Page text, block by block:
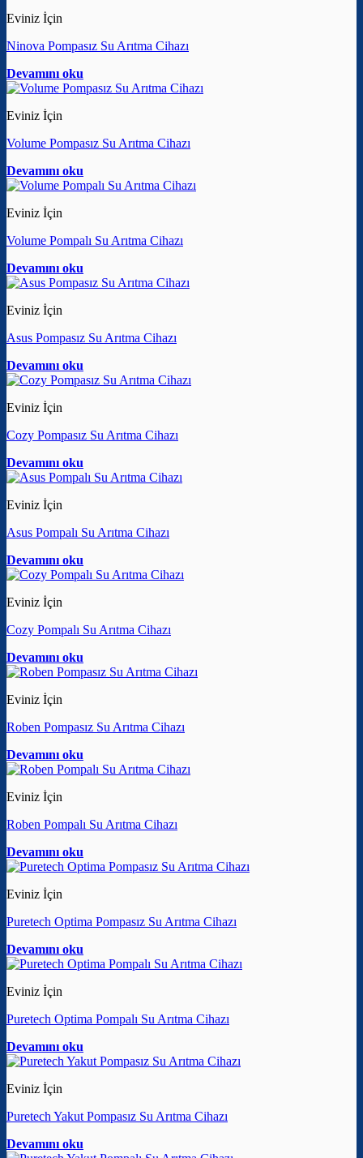
Eviniz İçin
Ninova Pompasız Su Arıtma Cihazı
Devamını oku
Eviniz İçin
Volume Pompasız Su Arıtma Cihazı
Devamını oku
Eviniz İçin
Volume Pompalı Su Arıtma Cihazı
Devamını oku
Eviniz İçin
Asus Pompasız Su Arıtma Cihazı
Devamını oku
Eviniz İçin
Cozy Pompasız Su Arıtma Cihazı
Devamını oku
Eviniz İçin
Asus Pompalı Su Arıtma Cihazı
Devamını oku
Eviniz İçin
Cozy Pompalı Su Arıtma Cihazı
Devamını oku
Eviniz İçin
Roben Pompasız Su Arıtma Cihazı
Devamını oku
Eviniz İçin
Roben Pompalı Su Arıtma Cihazı
Devamını oku
Eviniz İçin
Puretech Optima Pompasız Su Arıtma Cihazı
Devamını oku
Eviniz İçin
Puretech Optima Pompalı Su Arıtma Cihazı
Devamını oku
Eviniz İçin
Puretech Yakut Pompasız Su Arıtma Cihazı
Devamını oku